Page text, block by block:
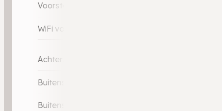
Voorstoelen verwarmd
WiFi voorbereiding
Achterspoiler
Buitenspiegels elektrisch verstelbaar
Buitenspiegels met verlichting